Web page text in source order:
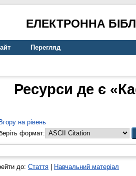
ЕЛЕКТРОННА
Перегляд
Ресурси де є
Вгору на рівень
формат:
до: Стаття Навчальний матеріал